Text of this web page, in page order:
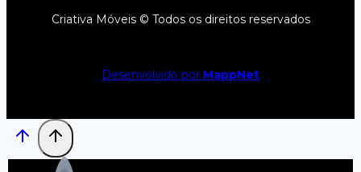
Criativa Móveis © Todos os direitos reservados
Desenvolvido por MappNet